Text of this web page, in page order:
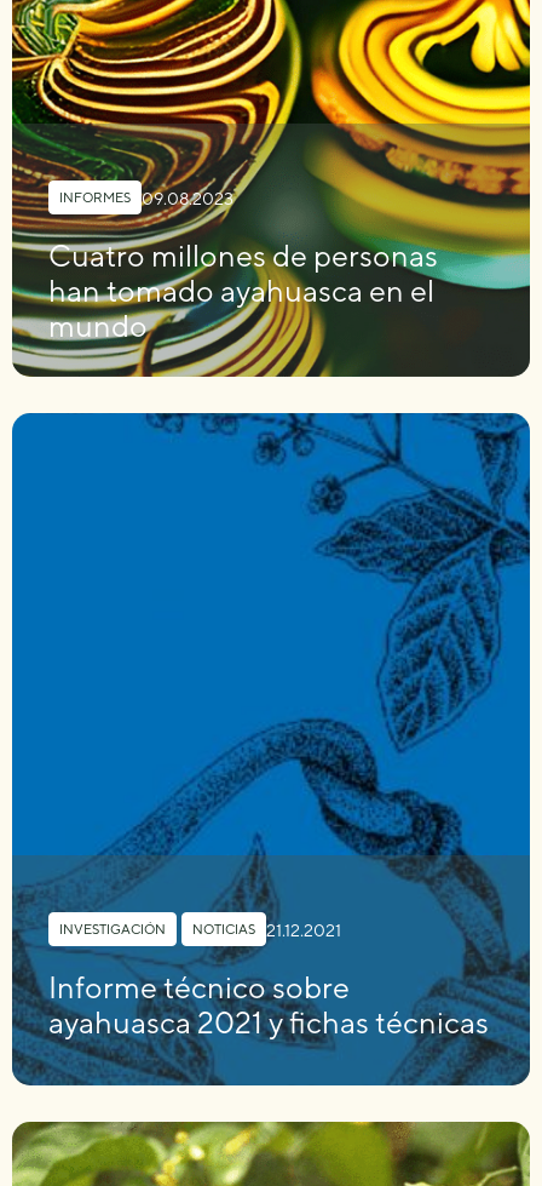
INFORMES 09.08.2023
Cuatro millones de personas
han tomado ayahuasca en el
mundo
INVESTIGACIÓN NOTICIAS 21.12.2021
Informe técnico sobre
ayahuasca 2021 y fichas técnicas